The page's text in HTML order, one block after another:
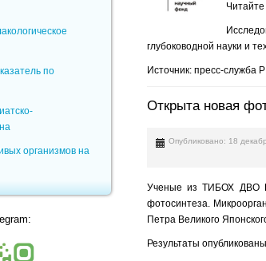
Читайте
глубоководной науки и
Источник: пресс-служба
Открыта новая
Опубликовано: 18
Ученые из ТИБОХ ДВО
фотосинтеза.
Петра Великого
Результаты опубликованы
по
организмов на